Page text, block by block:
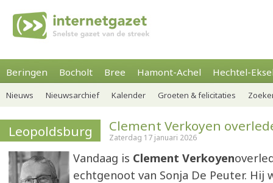
Beringen Bocholt Bree Hamont-Achel Hechtel-
Nieuws Nieuwsarchief Kalender Groeten & felicitaties
Leopoldsburg Clement Verkoyen
Zaterdag 17 januari 2026
Vandaag is Clement Verkoyen
echtgenoot van Sonja De Peuter. Hij